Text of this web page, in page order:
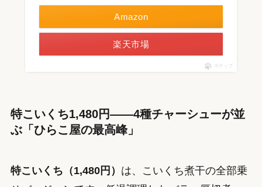
Amazon
楽天市場
ポチップ
特こいくち1,480円——4種チャーシューが並
ぶ「ひらこ屋の最高峰」
特こいくち（1,480円） は、こいくち煮干の全部乗